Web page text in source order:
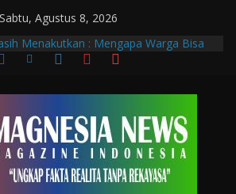
Sabtu, Agustus 8, 2026
Menakutkan : Mengapa Warga Bisa
karena Bicara?
Penguatan Profesi dan Transformasi
Bandung Hadiri Muscab VIII PTGMI
Dorong Penguatan Kompetensi
dan Mulut
Deteksi Dini Penyakit, Kenali Peran
Laboratorium Medik